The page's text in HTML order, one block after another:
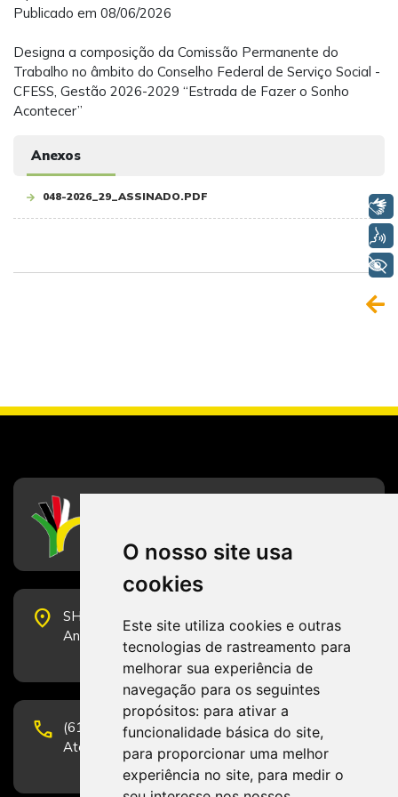
O nosso site usa
cookies
Este site utiliza cookies e outras
tecnologias de rastreamento para
melhorar sua experiência de
navegação para os seguintes
propósitos: para ativar a
funcionalidade básica do site,
para proporcionar uma melhor
experiência no site, para medir o
Publicado em 08/06/2026
Designa a composição da Comissão Permanente do
Trabalho no âmbito do Conselho Federal de Serviço Social -
CFESS, Gestão 2026-2029 “Estrada de Fazer o Sonho
Acontecer”
Anexos
048-2026_29_ASSINADO.PDF
place
SHS Quadra 6, Bloco E, Complexo Brasil 21, 20º
Andar, Sala 2001 - CEP 70322-915 - Brasília/DF
phone
(61) 3223-1652 e (61) 98131-3801.
Atendimento por telefone em horário comercial